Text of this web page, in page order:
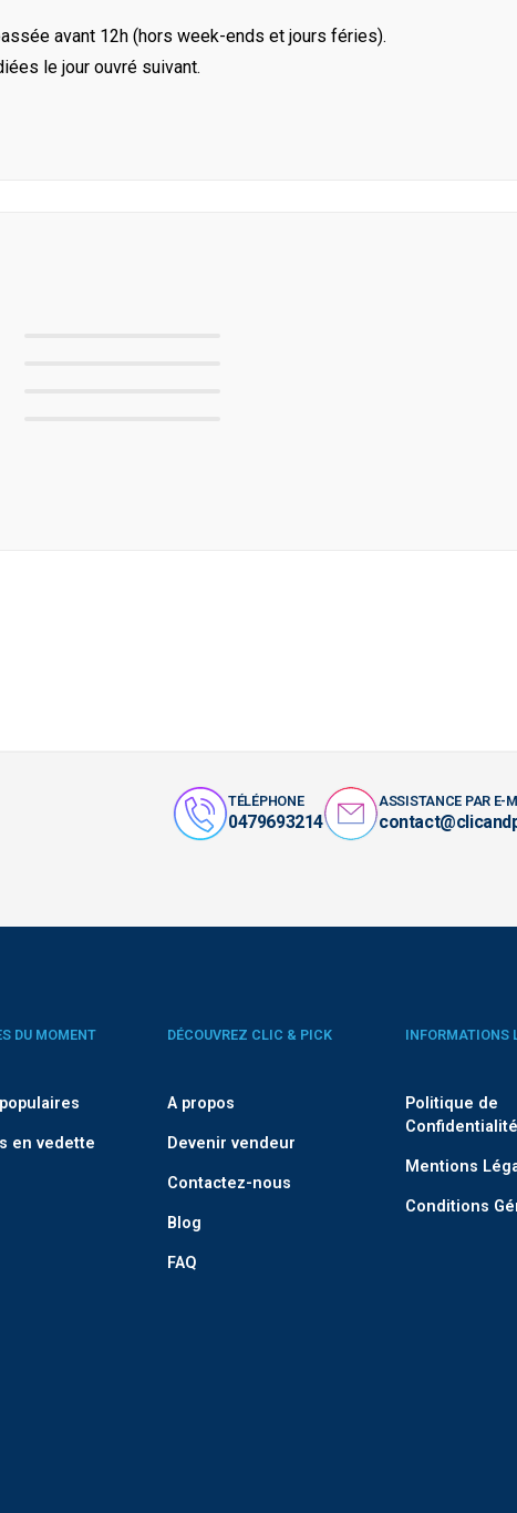
avant 12h (hors week-ends et jours féries).
le jour ouvré suivant.
TÉLÉPHONE
0479693214
ASSISTANCE PAR E-
DU MOMENT
en vedette
DÉCOUVREZ CLIC & PICK
A propos
Devenir vendeur
Contactez-nous
Blog
FAQ
INFORMATIONS
Politique de
Confidentialité
Mentions
Conditions